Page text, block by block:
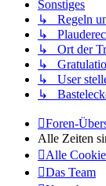
Sonstiges
↳ Regeln
↳
↳ Ort der
↳
↳ User
↳
Foren-
Alle Zeiten
Alle
Das Team